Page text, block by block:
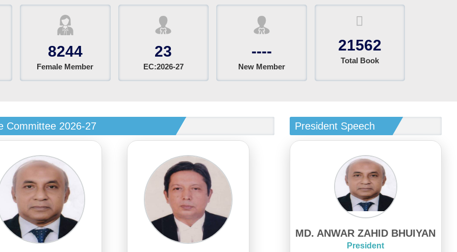
8244
Female Member
23
EC:2026-27
----
New Member
21562
Total Book
Committee 2026-27 President Speech
MD. ANWAR ZAHID BHUIYAN
President